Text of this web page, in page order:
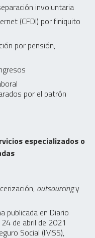
involuntaria
(CFDI) por finiquito
por pensión,
por el patrón
especializados o
outsourcingy
publicada en Diario
de abril de 2021
Social (IMSS),